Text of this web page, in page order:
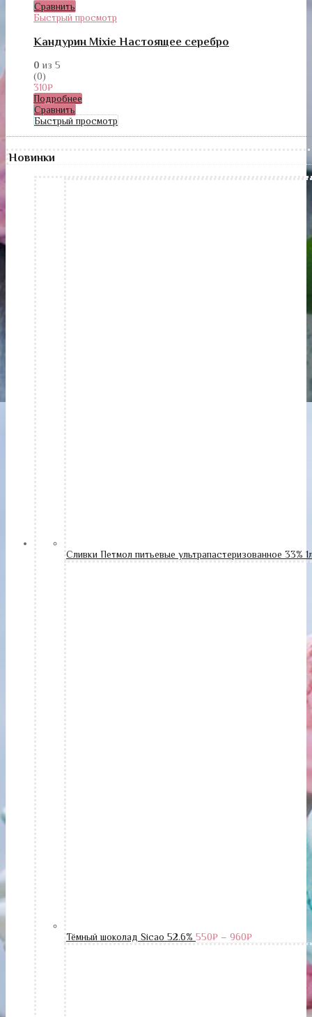
Сравнить
Быстрый просмотр
Кандурин Mixie Настоящее серебро
0 из 5
(0)
310₽
Подробнее
Сравнить
Быстрый просмотр
Новинки
Сливки Петмол питьевые ультрапастеризованное 33%
Тёмный шоколад Sicao 52.6% 550₽ – 960₽